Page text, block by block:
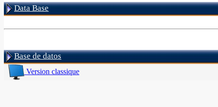
Data Base
Base de datos
Version classique